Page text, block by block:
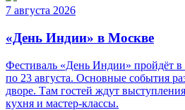
7 августа 2026
«День Индии» в Москве
Фестиваль «День Индии» пройдёт
по 23 августа. Основные события
дворе. Там гостей ждут
кухня и мастер-классы.